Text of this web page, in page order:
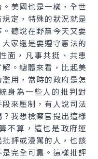
美國也是一樣，全世
定，特殊的狀況就是
聽說在野黨今天又要
家還是要遵守憲法的
面，凡事共挺、共患
。總體來看，比起美
用，當時的政府是怎
身為一些人的批判對
來壓制，有人說司法
我想檢察官提出這樣
不算，這也是政府運
評或漫駡的人，也該
完全可靠。這樣批評